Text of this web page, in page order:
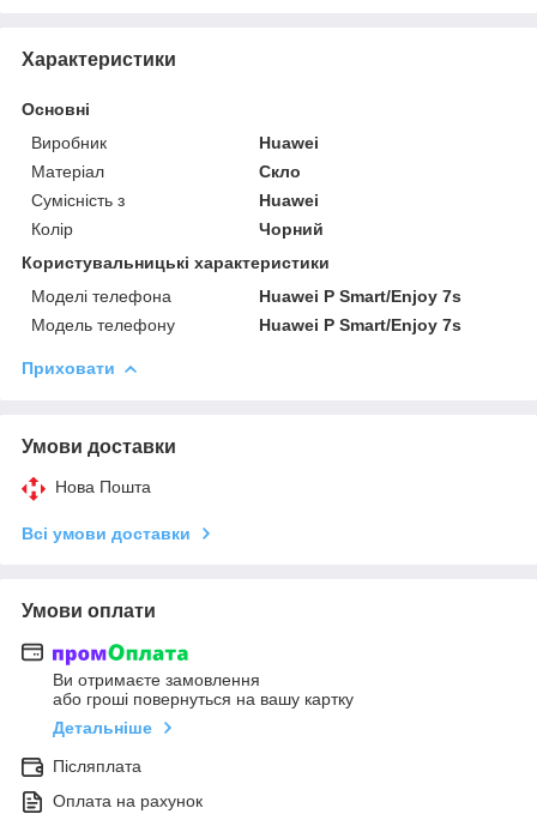
Характеристики
Основні
Виробник
Huawei
Матеріал
Скло
Сумісність з
Huawei
Колір
Чорний
Користувальницькі характеристики
Моделі телефона
Huawei P Smart/Enjoy 7s
Модель телефону
Huawei P Smart/Enjoy 7s
Приховати
Умови доставки
Нова Пошта
Всі умови доставки
Умови оплати
Ви отримаєте замовлення
або гроші повернуться на вашу картку
Детальніше
Післяплата
Оплата на рахунок